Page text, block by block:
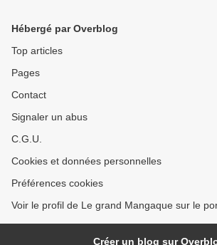
Hébergé par Overblog
Top articles
Pages
Contact
Signaler un abus
C.G.U.
Cookies et données personnelles
Préférences cookies
Voir le profil de Le grand Mangaque sur le
Créer un blog sur